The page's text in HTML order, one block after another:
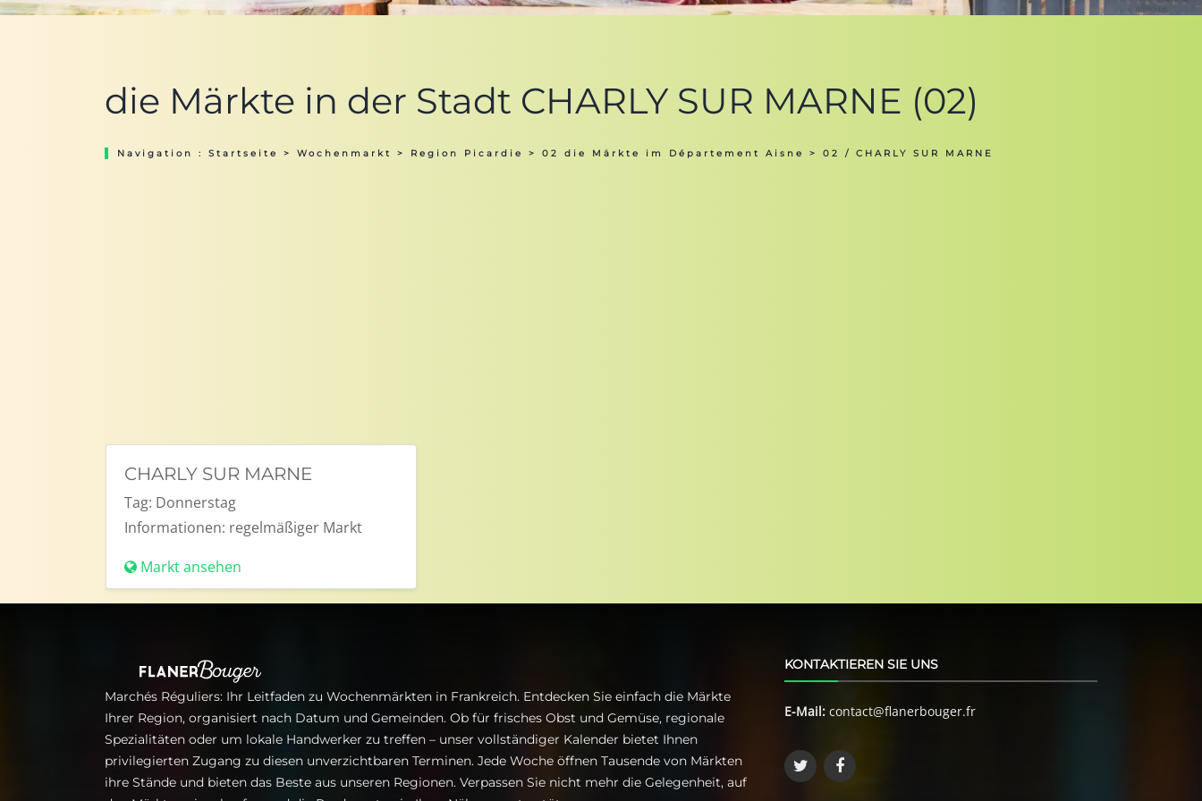
die Märkte in der Stadt CHARLY SUR MARNE (02)
Navigation : Startseite > Wochenmarkt > Region Picardie > 02 die Märkte im Département Aisne > 02 / CHARLY SUR MARNE
CHARLY SUR MARNE
Tag: Donnerstag
Informationen: regelmäßiger Markt
Markt ansehen
Marchés Réguliers: Ihr Leitfaden zu Wochenmärkten in Frankreich. Entdecken Sie einfach die Märkte
Ihrer Region, organisiert nach Datum und Gemeinden. Ob für frisches Obst und Gemüse, regionale
Spezialitäten oder um lokale Handwerker zu treffen – unser vollständiger Kalender bietet Ihnen
privilegierten Zugang zu diesen unverzichtbaren Terminen. Jede Woche öffnen Tausende von Märkten
ihre Stände und bieten das Beste aus unseren Regionen. Verpassen Sie nicht mehr die Gelegenheit, auf
KONTAKTIEREN SIE UNS
E-Mail: contact@flanerbouger.fr